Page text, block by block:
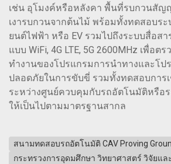
เช่น อุโมงค์หรือหลังคา พื้นที่รบกวนสั
เงารบกวนจากต้นไม้ พร้อมทั้งทดสอบร
ยนต์ไฟฟ้า หรือ EV รวมไปถึงระบบสื่อส
แบบ WiFi, 4G LTE, 5G 2600MHz เพื่อ
ทำงานของโปรแกรมการนำทางและโป
ปลอดภัยในการขับขี่ รวมทั้งทดสอบกา
ระหว่างศูนย์ควบคุมกับรถอัตโนมัติหรือ
ให้เป็นไปตามมาตรฐานสากล
สนามทดสอบรถอัตโนมัติ CAV Proving
กระทรวงการอุดมศึกษา วิทยาศาสตร์ วิจัยแล